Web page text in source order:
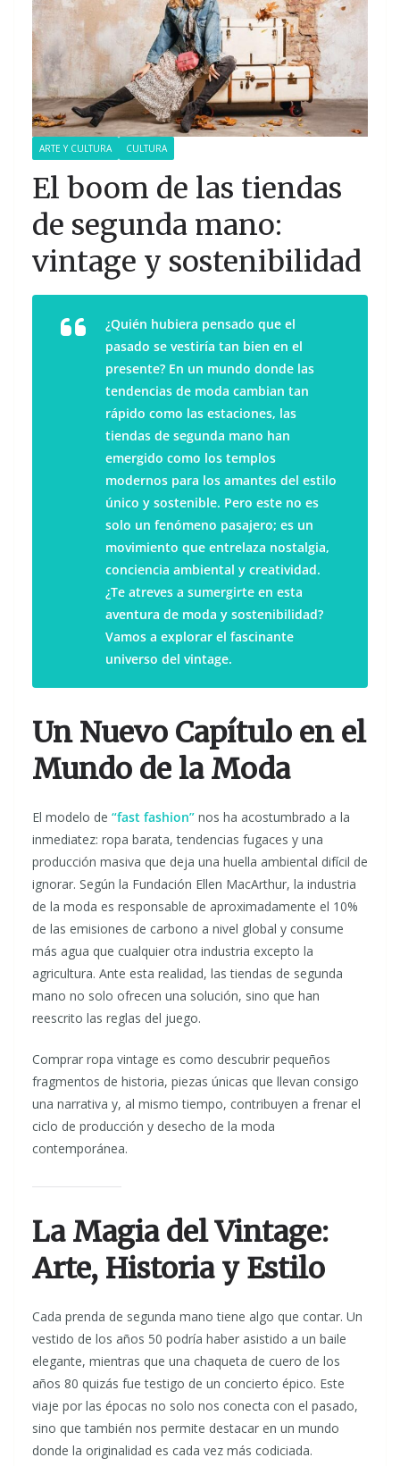
ARTE Y CULTURA CULTURA
El boom de las tiendas
de segunda mano:
vintage y sostenibilidad
¿Quién hubiera pensado que el
pasado se vestiría tan bien en el
presente? En un mundo donde las
tendencias de moda cambian tan
rápido como las estaciones, las
tiendas de segunda mano han
emergido como los templos
modernos para los amantes del estilo
único y sostenible. Pero este no es
solo un fenómeno pasajero; es un
movimiento que entrelaza nostalgia,
conciencia ambiental y creatividad.
¿Te atreves a sumergirte en esta
aventura de moda y sostenibilidad?
Vamos a explorar el fascinante
universo del vintage.
Un Nuevo Capítulo en el
Mundo de la Moda
El modelo de “fast fashion” nos ha acostumbrado a la
inmediatez: ropa barata, tendencias fugaces y una
producción masiva que deja una huella ambiental difícil de
ignorar. Según la Fundación Ellen MacArthur, la industria
de la moda es responsable de aproximadamente el 10%
de las emisiones de carbono a nivel global y consume
más agua que cualquier otra industria excepto la
agricultura. Ante esta realidad, las tiendas de segunda
mano no solo ofrecen una solución, sino que han
reescrito las reglas del juego.
Comprar ropa vintage es como descubrir pequeños
fragmentos de historia, piezas únicas que llevan consigo
una narrativa y, al mismo tiempo, contribuyen a frenar el
ciclo de producción y desecho de la moda
contemporánea.
La Magia del Vintage:
Arte, Historia y Estilo
Cada prenda de segunda mano tiene algo que contar. Un
vestido de los años 50 podría haber asistido a un baile
elegante, mientras que una chaqueta de cuero de los
años 80 quizás fue testigo de un concierto épico. Este
viaje por las épocas no solo nos conecta con el pasado,
sino que también nos permite destacar en un mundo
donde la originalidad es cada vez más codiciada.